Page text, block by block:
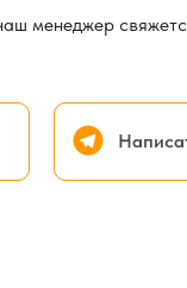
менеджер